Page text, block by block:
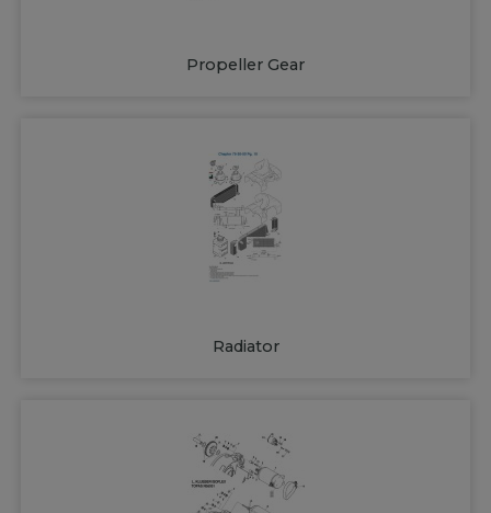
Propeller Gear
Radiator